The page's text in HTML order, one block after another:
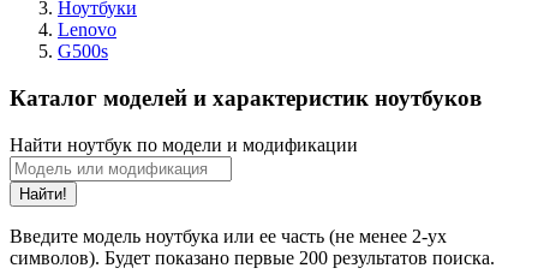
Ноутбуки
Lenovo
G500s
Каталог моделей и характеристик ноутбуков
Найти ноутбук по модели и модификации
Найти!
Введите модель ноутбука или ее часть (не менее 2-ух
символов). Будет показано первые 200 результатов поиска.